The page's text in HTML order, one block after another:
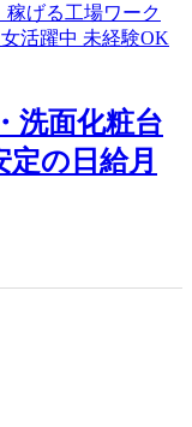
洗面化粧台
の日給月